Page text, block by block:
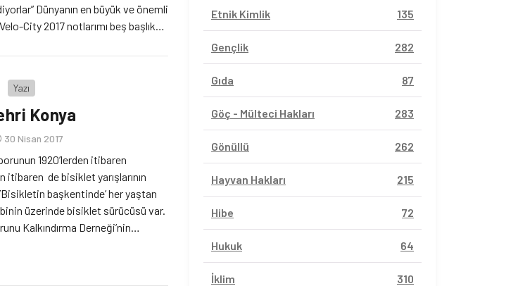
Dünyanın en büyük ve önemli
City 2017 notlarımı beş başlık
Bisiklet Politikaları, Şehir
Bisiklet&Kadın başlıklı yazılarıma
Yazı
Konya
30 Nisan 2017
1920’lerden itibaren
itibaren de bisiklet yarışlarının
başkentinde’ her yaştan
üzerinde bisiklet sürücüsü var.
Kalkındırma Derneği’nin
Etnik Kimlik 135
Gençlik 282
Gıda 87
Göç - Mülteci Hakları 283
Gönüllü 262
Hayvan Hakları 215
Hibe 72
Hukuk 64
İklim 310